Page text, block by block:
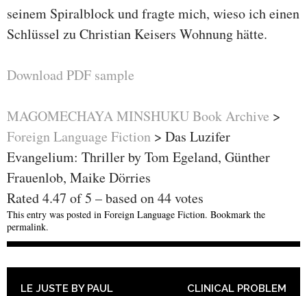
seinem Spiralblock und fragte mich, wieso ich einen
Schlüssel zu Christian Keisers Wohnung hätte.
Download PDF sample
MAGOMECHAYA MINSHUKU Book Archive >
Foreign Language Fiction > Das Luzifer
Evangelium: Thriller by Tom Egeland, Günther
Frauenlob, Maike Dörries
Rated4.47 of5 – based on44votes
This entry was posted in Foreign Language Fiction. Bookmark the
permalink.
POST NAVIGATION
LE JUSTE BY PAUL
CLINICAL PROBLEM